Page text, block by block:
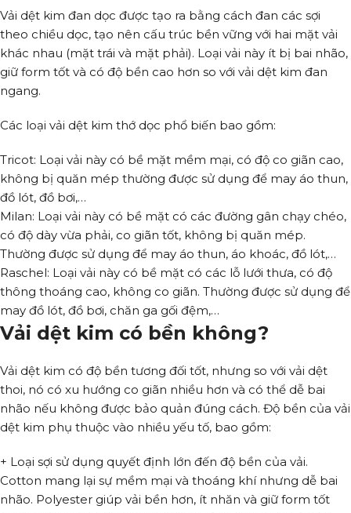
Vải dệt kim đan dọc được tạo ra bằng cách đan các sợi
theo chiều dọc, tạo nên cấu trúc bền vững với hai mặt vải
khác nhau (mặt trái và mặt phải). Loại vải này ít bị bai nhão,
giữ form tốt và có độ bền cao hơn so với vải dệt kim đan
ngang.
Các loại vải dệt kim thớ dọc phổ biến bao gồm:
Tricot: Loại vải này có bề mặt mềm mại, có độ co giãn cao,
không bị quăn mép thường được sử dụng để may áo thun,
đồ lót, đồ bơi,…
Milan: Loại vải này có bề mặt có các đường gân chạy chéo,
có độ dày vừa phải, co giãn tốt, không bị quăn mép.
Thường được sử dụng để may áo thun, áo khoác, đồ lót,…
Raschel: Loại vải này có bề mặt có các lỗ lưới thưa, có độ
thông thoáng cao, không co giãn. Thường được sử dụng để
may đồ lót, đồ bơi, chăn ga gối đệm,…
Vải dệt kim có bền không?
Vải dệt kim có độ bền tương đối tốt, nhưng so với vải dệt
thoi, nó có xu hướng co giãn nhiều hơn và có thể dễ bai
nhão nếu không được bảo quản đúng cách. Độ bền của vải
dệt kim phụ thuộc vào nhiều yếu tố, bao gồm:
+ Loại sợi sử dụng quyết định lớn đến độ bền của vải.
Cotton mang lại sự mềm mại và thoáng khí nhưng dễ bai
nhão. Polyester giúp vải bền hơn, ít nhăn và giữ form tốt